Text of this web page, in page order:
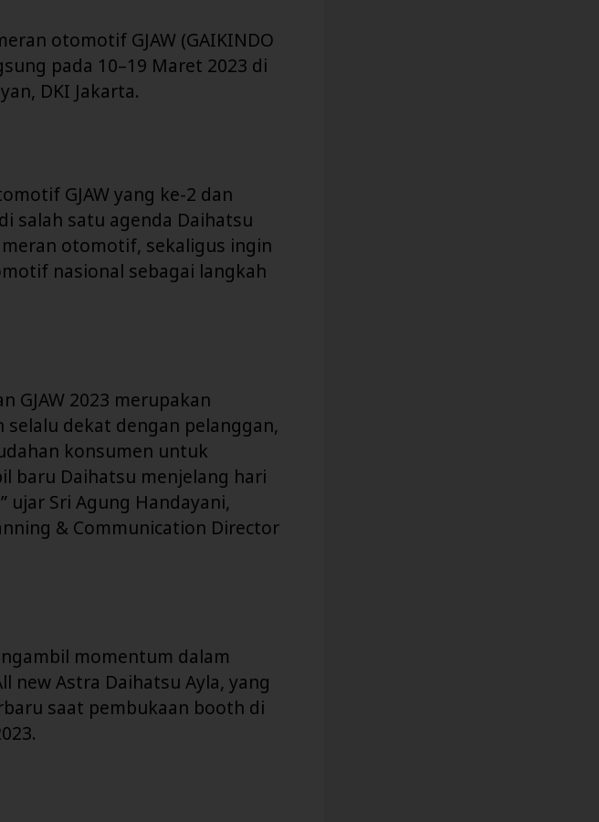
otomotif GJAW (GAIKINDO
pada 10–19 Maret 2023 di
DKI Jakarta.
GJAW yang ke-2 dan
salah satu agenda Daihatsu
otomotif, sekaligus ingin
nasional sebagai langkah
GJAW 2023 merupakan
dekat dengan pelanggan,
konsumen untuk
baru Daihatsu menjelang hari
ujar Sri Agung Handayani,
& Communication Director
momentum dalam
new Astra Daihatsu Ayla, yang
saat pembukaan booth di